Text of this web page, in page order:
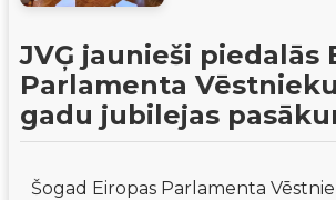
JVĢ jaunieši piedalās
Parlamenta
gadu jubilejas
Šogad Eiropas Parlamenta